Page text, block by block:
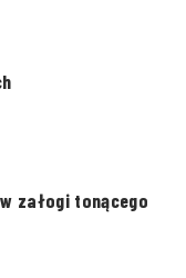
załogi tonącego